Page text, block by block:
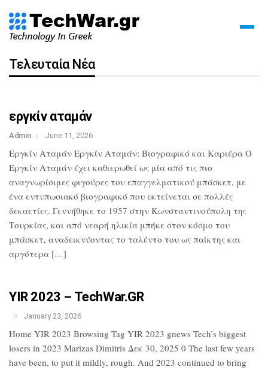
Τελευταία Νέα
εργκίν αταμάν
Admin June 11, 2026
Εργκίν Αταμάν Εργκίν Αταμάν: Βιογραφικό και Καριέρα Ο
Εργκίν Αταμάν έχει καθιερωθεί ως μία από τις πιο
αναγνωρίσιμες φιγούρες του επαγγελματικού μπάσκετ, με
ένα εντυπωσιακό βιογραφικό που εκτείνεται σε πολλές
δεκαετίες. Γεννήθηκε το 1957 στην Κωνσταντινούπολη της
Τουρκίας, και από νεαρή ηλικία μπήκε στον κόσμο του
μπάσκετ, αναδεικνύοντας το ταλέντο του ως παίκτης και
αργότερα […]
YIR 2023 – TechWar.GR
January 23, 2026
Home YIR 2023 Browsing Tag YIR 2023 gnews Tech’s biggest
losers in 2023 Marizas Dimitris Δεκ 30, 2025 0 The last few years
have been, to put it mildly, rough. And 2023 continued to bring